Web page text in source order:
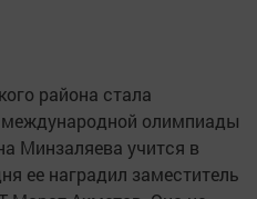
района стала
международной олимпиады
Минзаляева учится в
ее наградил заместитель